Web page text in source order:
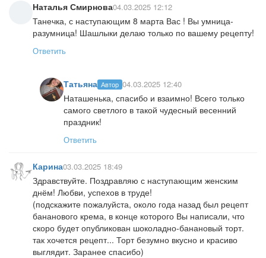
Наталья Смирнова04.03.2025 12:12
Танечка, с наступающим 8 марта Вас ! Вы умница-
разумница! Шашлыки делаю только по вашему рецепту!
Ответить
Татьяна Автор 04.03.2025 12:40
Наташенька, спасибо и взаимно! Всего только
самого светлого в такой чудесный весенний
праздник!
Ответить
Карина03.03.2025 18:49
Здравствуйте. Поздравляю с наступающим женским
днём! Любви, успехов в труде!
(подскажите пожалуйста, около года назад был рецепт
бананового крема, в конце которого Вы написали, что
скоро будет опубликован шоколадно-банановый торт.
так хочется рецепт... Торт безумно вкусно и красиво
выглядит. Заранее спасибо)